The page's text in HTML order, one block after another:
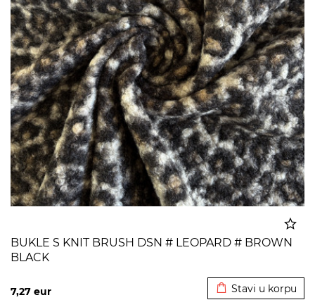
BUKLE S KNIT BRUSH DSN # LEOPARD # BROWN
BLACK
7,27 eur Stavi u korpu